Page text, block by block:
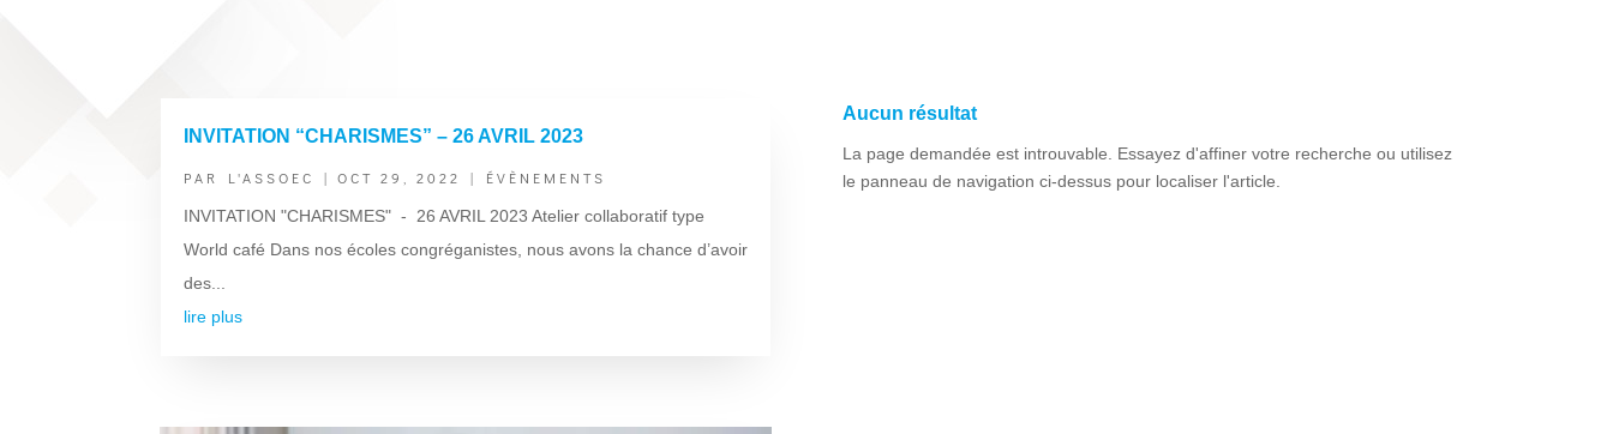
INVITATION “CHARISMES” – 26 AVRIL 2023
PAR L'ASSOEC |OCT 29, 2022 | ÉVÈNEMENTS
INVITATION "CHARISMES" - 26 AVRIL 2023 Atelier collaboratif type
World café Dans nos écoles congréganistes, nous avons la chance d’avoir
des...
lire plus
Aucun résultat
La page demandée est introuvable. Essayez d'affiner votre recherche ou utilisez
le panneau de navigation ci-dessus pour localiser l'article.